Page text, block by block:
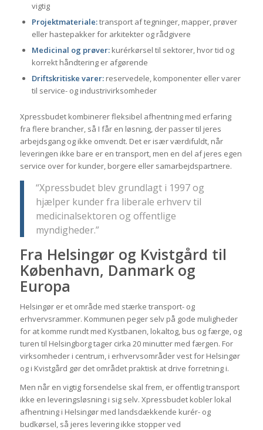
vigtig
Projektmateriale:transport af tegninger, mapper, prøver
eller hastepakker for arkitekter og rådgivere
Medicinal og prøver:kurérkørsel til sektorer, hvor tid og
korrekt håndtering er afgørende
Driftskritiske varer:reservedele, komponenter eller varer
til service- og industrivirksomheder
Xpressbudet kombinerer fleksibel afhentning med erfaring
fra flere brancher, så I får en løsning, der passer til jeres
arbejdsgang og ikke omvendt. Det er især værdifuldt, når
leveringen ikke bare er en transport, men en del af jeres egen
service over for kunder, borgere eller samarbejdspartnere.
“Xpressbudet blev grundlagt i 1997 og
hjælper kunder fra liberale erhverv til
medicinalsektoren og offentlige
myndigheder.”
Fra Helsingør og Kvistgård til
København, Danmark og
Europa
Helsingør er et område med stærke transport- og
erhvervsrammer. Kommunen peger selv på gode muligheder
for at komme rundt med Kystbanen, lokaltog, bus og færge, og
turen til Helsingborg tager cirka 20 minutter med færgen. For
virksomheder i centrum, i erhvervsområder vest for Helsingør
og i Kvistgård gør det området praktisk at drive forretning i.
Men når en vigtig forsendelse skal frem, er offentlig transport
ikke en leveringsløsning i sig selv. Xpressbudet kobler lokal
afhentning i Helsingør med landsdækkende kurér- og
budkørsel, så jeres levering ikke stopper ved